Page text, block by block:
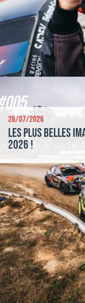
28/07/2026
Les plus belles
2026 !